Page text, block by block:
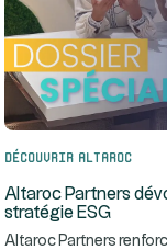
Découvrir Altaroc
Altaroc Partners
stratégie ESG
Altaroc Partners